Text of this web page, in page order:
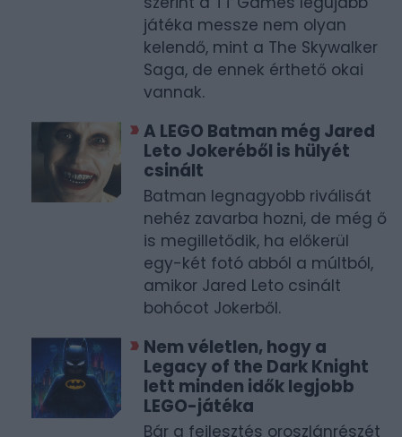
játéka messze nem olyan
kelendő, mint a The Skywalker
Saga, de ennek érthető okai
vannak.
A LEGO Batman még Jared
Leto Jokeréből is hülyét
csinált
Batman legnagyobb riválisát
nehéz zavarba hozni, de még ő
is megilletődik, ha előkerül
egy-két fotó abból a múltból,
amikor Jared Leto csinált
bohócot Jokerből.
Nem véletlen, hogy a
Legacy of the Dark Knight
lett minden idők legjobb
LEGO-játéka
Bár a fejlesztés oroszlánrészét